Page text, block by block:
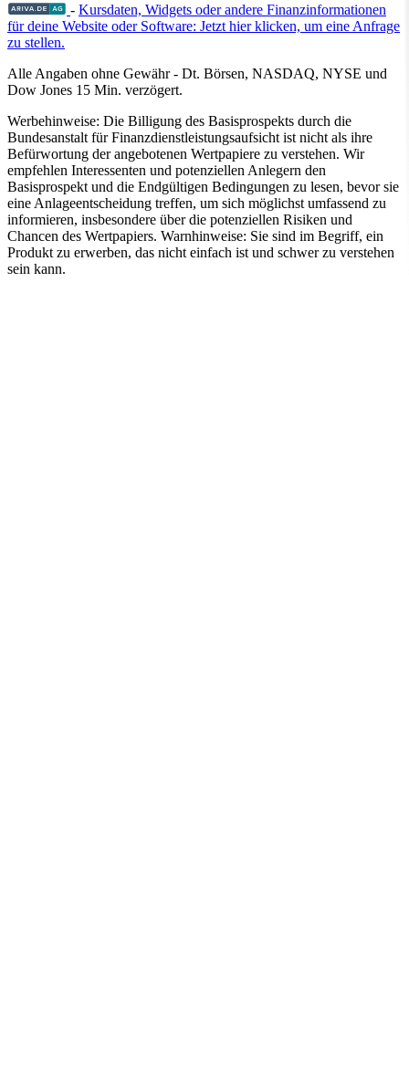
- Kursdaten, Widgets oder andere Finanzinformationen
für deine Website oder Software: Jetzt hier klicken, um eine Anfrage
zu stellen.
Alle Angaben ohne Gewähr - Dt. Börsen, NASDAQ, NYSE und
Dow Jones 15 Min. verzögert.
Werbehinweise: Die Billigung des Basisprospekts durch die
Bundesanstalt für Finanzdienstleistungsaufsicht ist nicht als ihre
Befürwortung der angebotenen Wertpapiere zu verstehen. Wir
empfehlen Interessenten und potenziellen Anlegern den
Basisprospekt und die Endgültigen Bedingungen zu lesen, bevor sie
eine Anlageentscheidung treffen, um sich möglichst umfassend zu
informieren, insbesondere über die potenziellen Risiken und
Chancen des Wertpapiers. Warnhinweise: Sie sind im Begriff, ein
Produkt zu erwerben, das nicht einfach ist und schwer zu verstehen
sein kann.